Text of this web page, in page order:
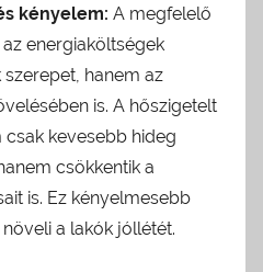
kényelem: A megfelelő
energiaköltségek
hanem az
is. A hőszigetelt
kevesebb hideg
csökkentik a
is. Ez kényelmesebb
a lakók jóllétét.